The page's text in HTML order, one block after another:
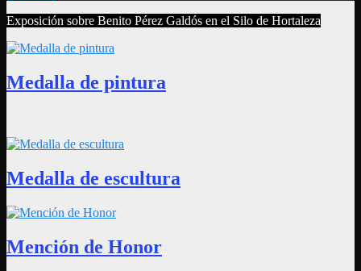
Exposición sobre Benito Pérez Galdós en el Silo de Hortaleza
Medalla de pintura
Medalla de escultura
Mención de Honor